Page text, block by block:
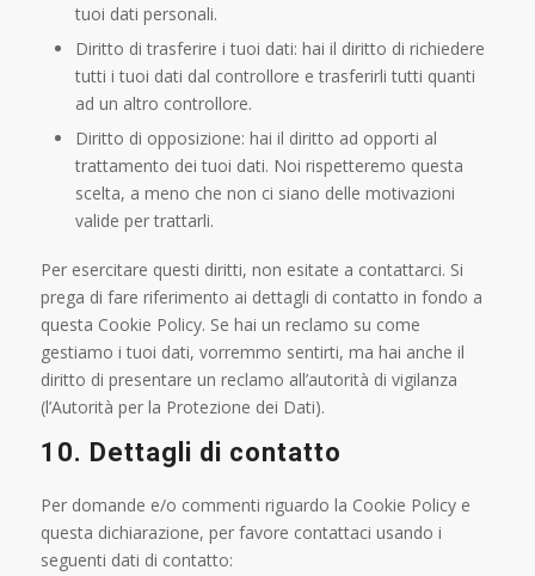
tuoi dati personali.
Diritto di trasferire i tuoi dati: hai il diritto di richiedere
tutti i tuoi dati dal controllore e trasferirli tutti quanti
ad un altro controllore.
Diritto di opposizione: hai il diritto ad opporti al
trattamento dei tuoi dati. Noi rispetteremo questa
scelta, a meno che non ci siano delle motivazioni
valide per trattarli.
Per esercitare questi diritti, non esitate a contattarci. Si
prega di fare riferimento ai dettagli di contatto in fondo a
questa Cookie Policy. Se hai un reclamo su come
gestiamo i tuoi dati, vorremmo sentirti, ma hai anche il
diritto di presentare un reclamo all’autorità di vigilanza
(l’Autorità per la Protezione dei Dati).
10. Dettagli di contatto
Per domande e/o commenti riguardo la Cookie Policy e
questa dichiarazione, per favore contattaci usando i
seguenti dati di contatto: